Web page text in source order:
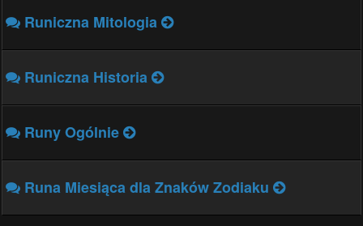
Runiczna Mitologia
Runiczna Historia
Runy Ogólnie
Runa Miesiąca dla Znaków Zodiaku